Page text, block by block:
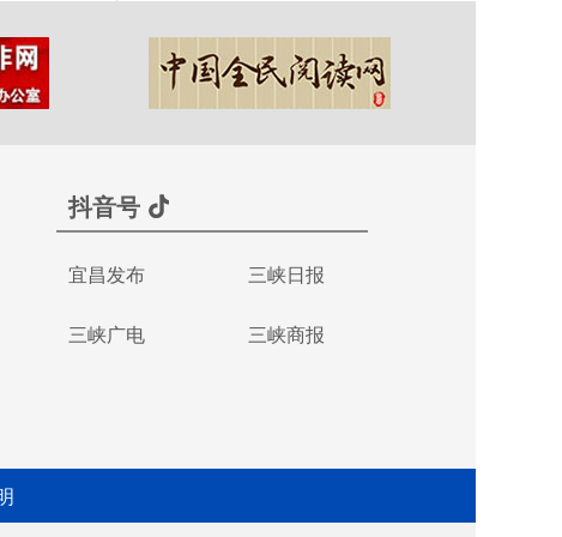
抖音号
宜昌发布 三峡日报
三峡广电 三峡商报